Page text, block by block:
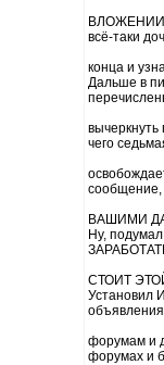
ВЛОЖЕНИИ
всё-таки
конца и
Дальше в
вычеркнуть
чего
сообщение,
ВАШИМИ
Ну,
СТОИТ
Установил
форумам и
форумах и